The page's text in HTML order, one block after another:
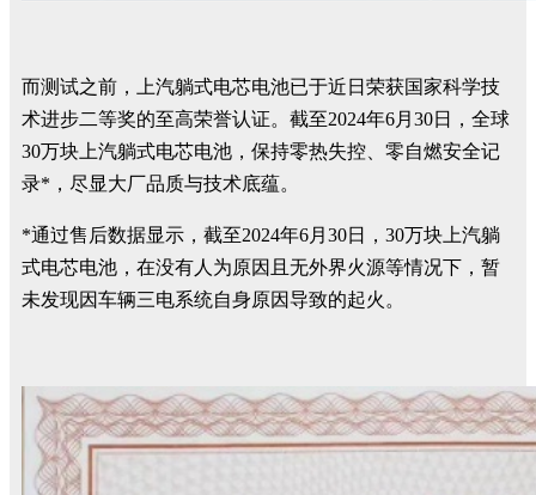
而测试之前，上汽躺式电芯电池已于近日荣获国家科学技
术进步二等奖的至高荣誉认证。截至2024年6月30日，全球
30万块上汽躺式电芯电池，保持零热失控、零自燃安全记
录*，尽显大厂品质与技术底蕴。
*通过售后数据显示，截至2024年6月30日，30万块上汽躺
式电芯电池，在没有人为原因且无外界火源等情况下，暂
未发现因车辆三电系统自身原因导致的起火。